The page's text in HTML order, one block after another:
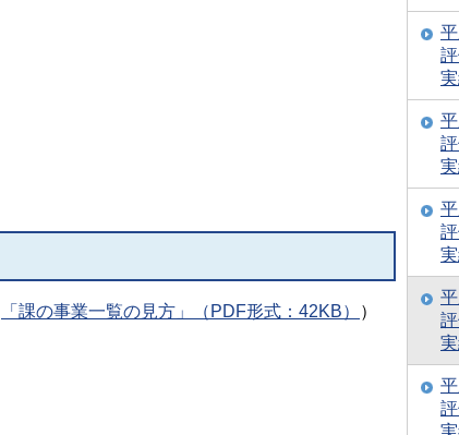
「課の事業一覧の見方」（PDF形式：42KB） ）
実
実
実
実
実